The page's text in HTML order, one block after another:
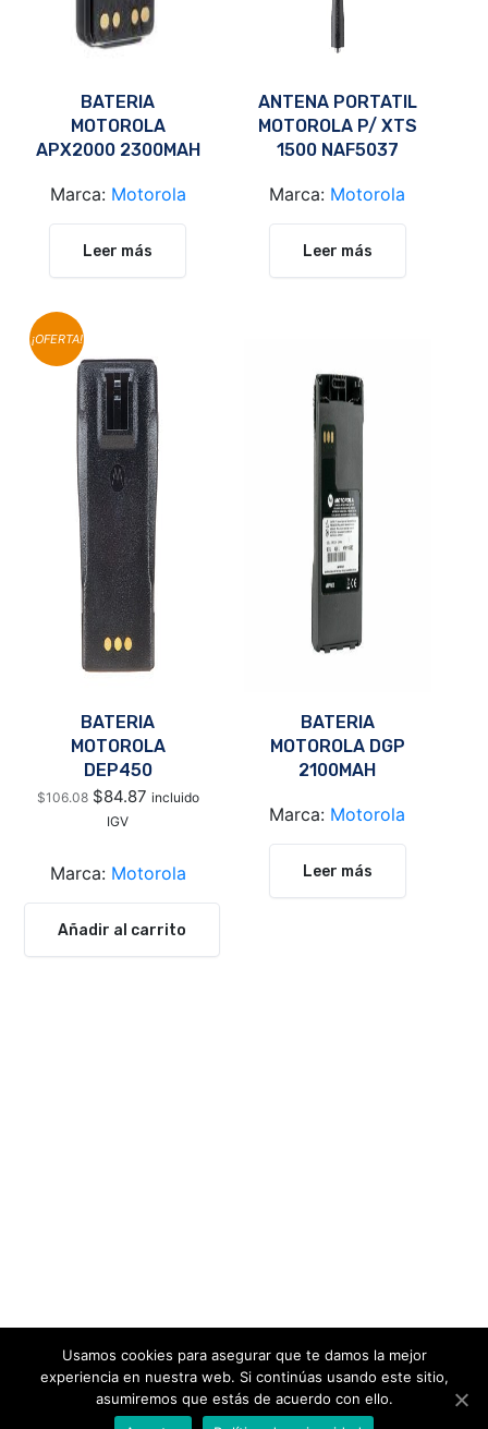
BATERIA
MOTOROLA
APX2000 2300MAH
Marca: Motorola
Leer más
ANTENA PORTATIL
MOTOROLA P/ XTS
1500 NAF5037
Marca: Motorola
Leer más
¡OFERTA!
BATERIA
MOTOROLA
DEP450
NNTN4970
$106.08 $84.87 incluido
IGV
Marca: Motorola
Añadir al carrito
BATERIA
MOTOROLA DGP
2100MAH
Marca: Motorola
Leer más
Copyright © 2025 MG TRADING | Todos los derechos
reservados
Usamos cookies para asegurar que te damos la mejor
experiencia en nuestra web. Si continúas usando este sitio,
asumiremos que estás de acuerdo con ello.
WhatsApp
WhatsApp
WhatsApp
Contacta con nosotros